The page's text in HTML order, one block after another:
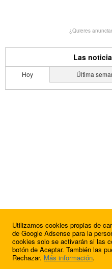
¿Quieres
Las
Hoy Última
Utilizamos cookies propias de
de Google Adsense para la
cookies solo se activarán si las
botón de Aceptar. También las
Rechazar. Más información.